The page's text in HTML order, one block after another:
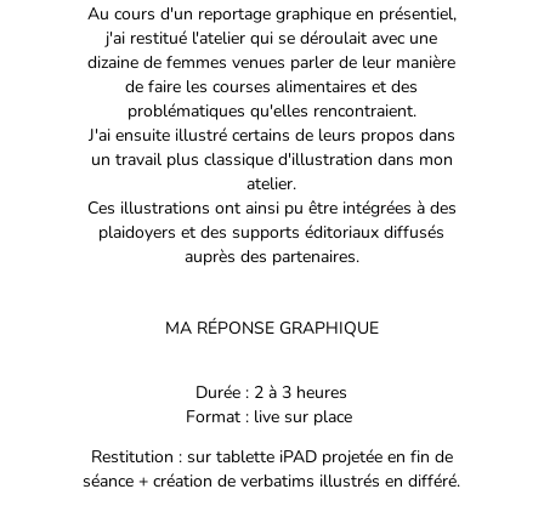
Au cours d'un reportage graphique en présentiel,
j'ai restitué l'atelier qui se déroulait avec une
dizaine de femmes venues parler de leur manière
de faire les courses alimentaires et des
problématiques qu'elles rencontraient.
J'ai ensuite illustré certains de leurs propos dans
un travail plus classique d'illustration dans mon
atelier.
Ces illustrations ont ainsi pu être intégrées à des
plaidoyers et des supports éditoriaux diffusés
auprès des partenaires.
MA RÉPONSE GRAPHIQUE
Durée : 2 à 3 heures
Format : live sur place
Restitution : sur tablette iPAD projetée en fin de
séance + création de verbatims illustrés en différé.